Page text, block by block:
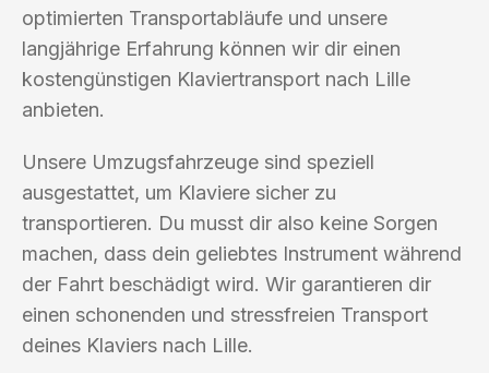
optimierten Transportabläufe und unsere
langjährige Erfahrung können wir dir einen
kostengünstigen Klaviertransport nach Lille
anbieten.
Unsere Umzugsfahrzeuge sind speziell
ausgestattet, um Klaviere sicher zu
transportieren. Du musst dir also keine Sorgen
machen, dass dein geliebtes Instrument während
der Fahrt beschädigt wird. Wir garantieren dir
einen schonenden und stressfreien Transport
deines Klaviers nach Lille.